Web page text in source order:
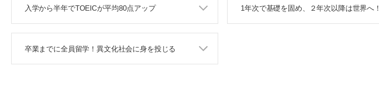
入学から半年でTOEICが平均80点アップ 1年次で基礎を固め、２年次以降は世界へ！
卒業までに全員留学！異文化社会に身を投じる